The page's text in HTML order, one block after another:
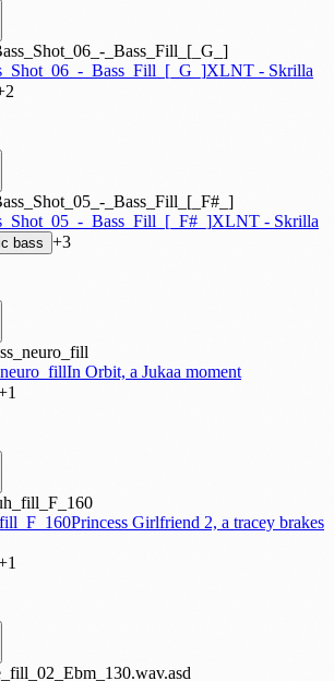
_Bass_Fill_[_G_]XLNT - Skrilla
_Bass_Fill_[_F#_]XLNT - Skrilla
bass +3
In Orbit, a Jukaa moment
Princess Girlfriend 2, a tracey brakes